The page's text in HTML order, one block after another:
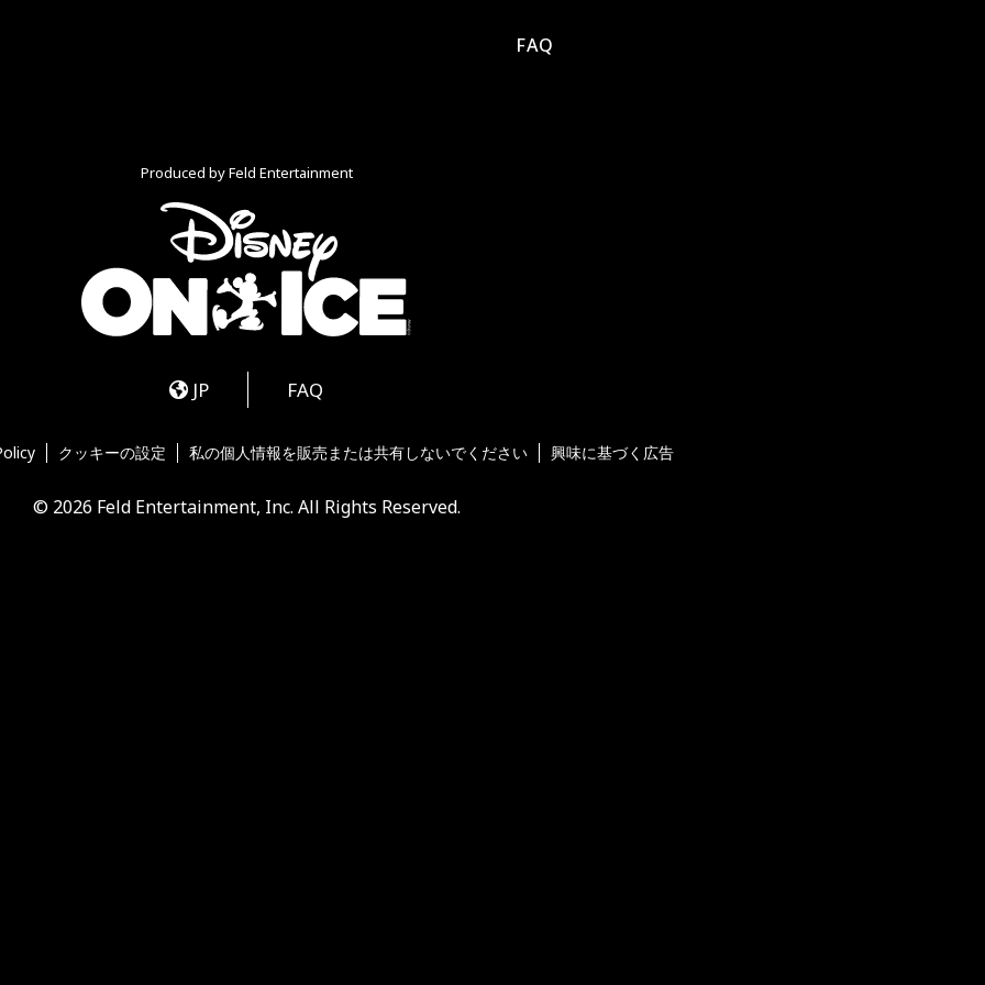
FAQ
Produced by Feld Entertainment
JP FAQ
クッキーの設定 私の個人情報を販売または共有しないでください 興味に基づく広告
© 2026 Feld Entertainment, Inc. All Rights Reserved.